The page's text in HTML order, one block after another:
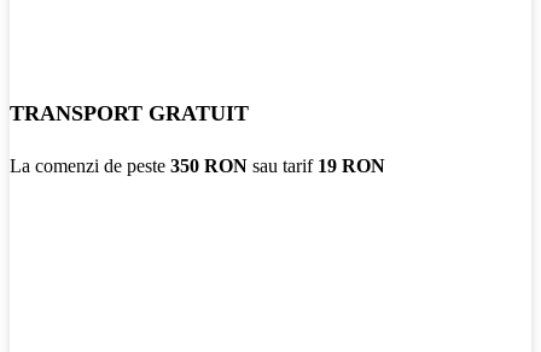
TRANSPORT GRATUIT
La comenzi de peste 350 RON sau tarif 19 RON